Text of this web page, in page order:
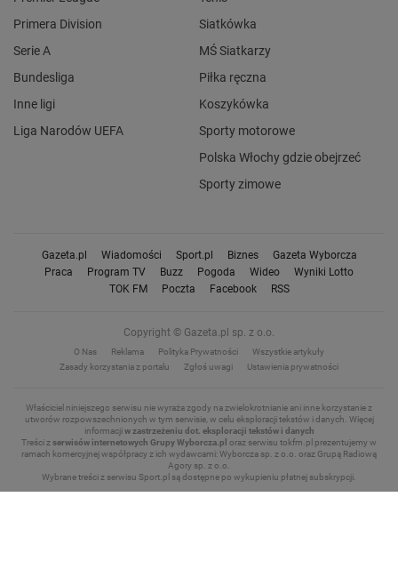
Primera Division
Serie A
Bundesliga
Inne ligi
Liga Narodów UEFA
Siatkówka
MŚ Siatkarzy
Piłka ręczna
Koszykówka
Sporty motorowe
Polska Włochy gdzie obejrzeć
Sporty zimowe
Gazeta.pl Wiadomości Sport.pl Biznes
Gazeta Wyborcza
Praca
Program TV Buzz Pogoda Wideo
Wyniki Lotto
TOK FM
Poczta Facebook RSS
Copyright © Gazeta.pl sp. z o.o.
O Nas Reklama Polityka Prywatności
Wszystkie artykuły
Zasady korzystania z portalu
Zgłoś uwagi Ustawienia prywatności
Właściciel niniejszego serwisu nie wyraża zgody na zwielokrotnianie ani inne korzystanie z
utworów rozpowszechnionych w tym serwisie, w celu eksploracji tekstów i danych. Więcej
informacjiw zastrzeżeniu dot. eksploracji tekstów i danych
Treści zserwisów internetowych Grupy Wyborcza.pl oraz serwisu tokfm.pl prezentujemy w
ramach komercyjnej współpracy z ich wydawcami: Wyborcza sp. z o.o. oraz Grupą Radiową
Agory sp. z o.o.
Wybrane treści z serwisu Sport.pl są dostępne po wykupieniu płatnej subskrypcji.